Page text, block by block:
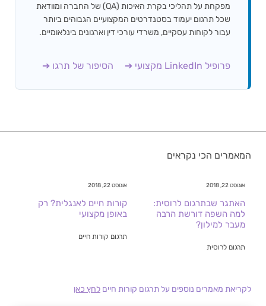
מפקחת על תהליכי בקרת האיכות (QA) של החברה ומוודאת
שכל תרגום יעמוד בסטנדרטים המקצועיים הגבוהים ביותר
עבור לקוחות עסקיים, משרדי עורכי דין וארגונים בינלאומיים.
פרופיל LinkedIn מקצועי ➔ הסיפור של תרגו ➔
המאמרים הכי נקראים
אוגוסט 22, 2018
האתגר שבתרגום לרוסית:
למה השפה דורשת הרבה
מעבר למילון?
תרגום לרוסית
אוגוסט 22, 2018
קורות חיים לאנגלית? רק
באופן מקצועי
תרגום קורות חיים
לקריאת מאמרים נוספים על תרגום קורות חיים לחץ כאן